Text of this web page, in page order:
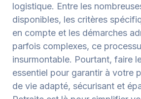
logistique. Entre les
disponibles, les critères
en compte et les démarches
parfois complexes, ce
insurmontable. Pourtant, faire
essentiel pour garantir à votre
de vie adapté, sécurisant et